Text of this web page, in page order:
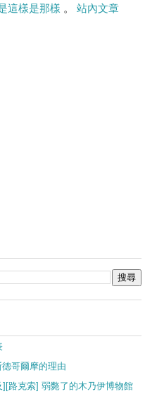
這樣是那樣 。
站內文章
哥爾摩的理由
][路克索] 弱斃了的木乃伊博物館